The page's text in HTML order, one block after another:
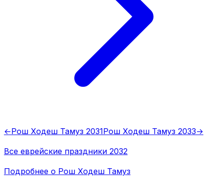
←Рош Ходеш Тамуз 2031Рош Ходеш Тамуз 2033→
Все еврейские праздники 2032
Подробнее о Рош Ходеш Тамуз